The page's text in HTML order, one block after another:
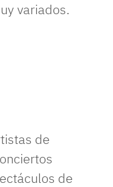
variados.
de
de